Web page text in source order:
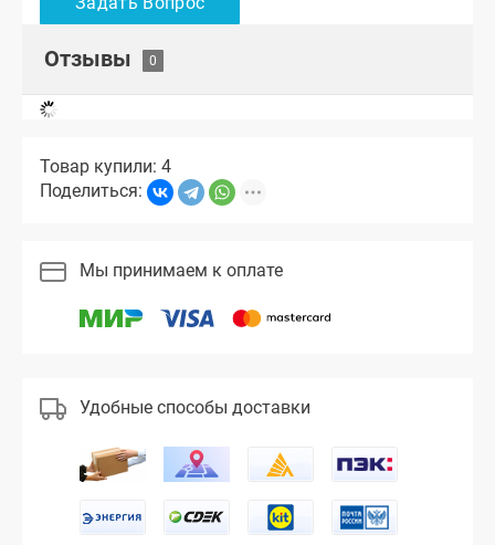
Отзывы
Товар купили: 4
Поделиться:
Мы принимаем к оплате
Удобные способы доставки